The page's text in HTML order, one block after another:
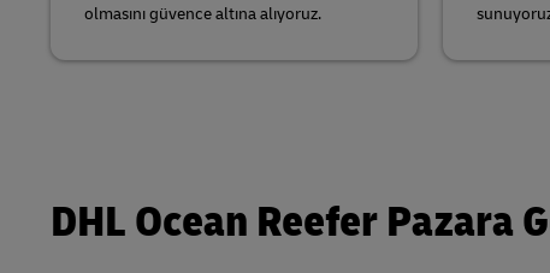
olmasını güvence altına alıyoruz.
DHL Ocean Reefer Pazara